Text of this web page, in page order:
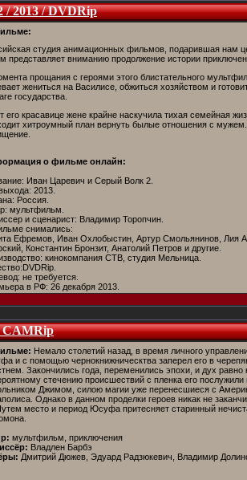
2013 / DVDRip
студия анимационных фильмов, подарившая
представляет вниманию продолжение истории
прощания с героями этого блистательного
жениться на Василисе, обжиться хозяйством и
государства.
его красавице жене крайне наскучила тихая семейная
хитроумный план вернуть былые отношения с
о фильме онлайн:
Иван Царевич и Серый Волк 2.
2013.
Россия.
мультфильм.
и сценарист: Владимир Торопчин.
снимались:
Ефремов, Иван Охлобыстин, Артур Смольянинов, Лия
Константин Бронзит, Анатолий Петров и другие.
кинокомпания CTB, студия Мельница.
не требуется.
в РФ: 26 декабря 2013.
CAMRip
Немало столетий назад, в время личного
и с помощью чернокнижническтва заперел его в
Закончились года, переменились эпохи, и дух
стечению происшествий с пленка его
Джимом, силою магии уже перенесшиеся с
Однако в данном проделки героев никак не
место и период Юсуфа притесняет старинный
мультфильм, приключения
Владлен Барбэ
Дмитрий Дюжев, Эдуард Радзюкевич, Владимир